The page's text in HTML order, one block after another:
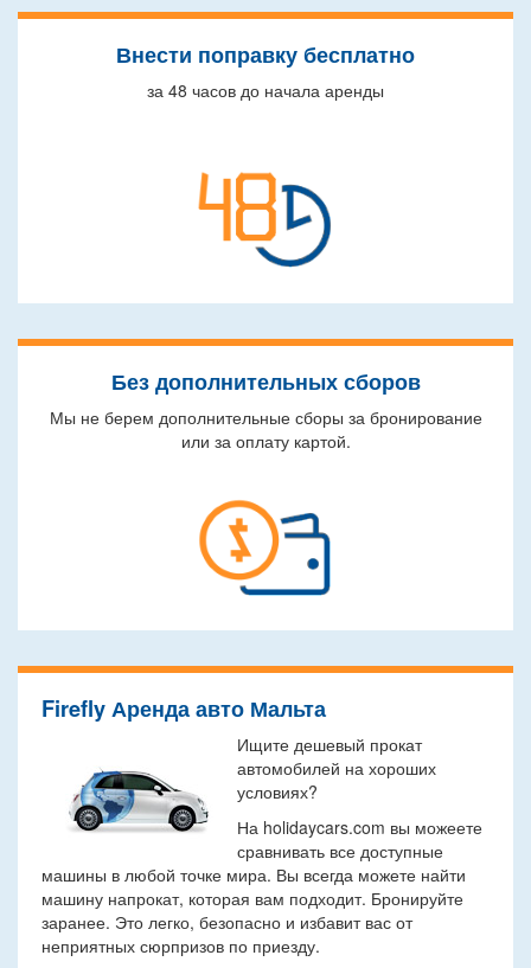
Внести поправку бесплатно
за 48 часов до начала аренды
Без дополнительных сборов
Мы не берем дополнительные сборы за бронирование
или за оплату картой.
Firefly Аренда авто Мальта
Ищите дешевый прокат
автомобилей на хороших
условиях?
На holidaycars.com вы можеете
сравнивать все доступные
машины в любой точке мира. Вы всегда можете найти
машину напрокат, которая вам подходит. Бронируйте
заранее. Это легко, безопасно и избавит вас от
неприятных сюрпризов по приезду.